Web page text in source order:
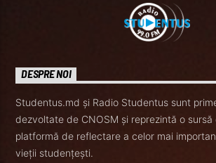
DESPRE NOI
Studentus.md și Radio Studentus sunt
dezvoltate de CNOSM și reprezintă o
platformă de reflectare a celor mai
vieții studențești.